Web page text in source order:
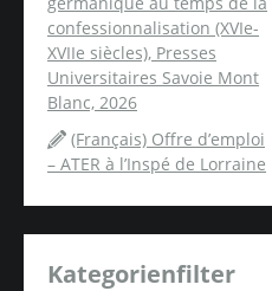
confessionnalisation (XVIe-
XVIIe siècles), Presses
Universitaires Savoie Mont
Blanc, 2026
(Français) Offre d’emploi
– ATER à l’Inspé de Lorraine
Kategorienfilter